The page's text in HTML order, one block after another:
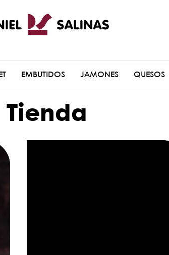
EMBUTIDOS JAMONES QUESOS
Tienda